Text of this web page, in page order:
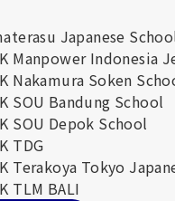
Japanese
Manpower Indonesia
Nakamura Soken
SOU Bandung School
SOU Depok School
TDG
Terakoya Tokyo
TLM BALI